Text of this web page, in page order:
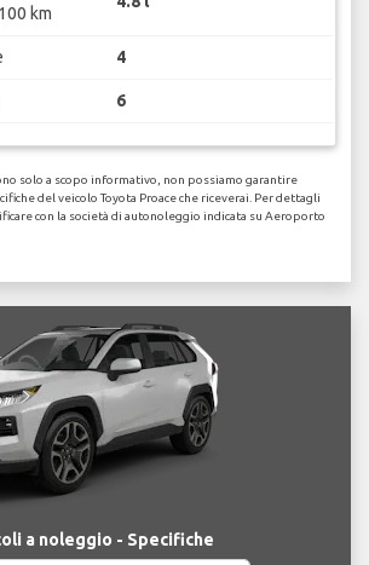
km
4
6
solo a scopo informativo, non possiamo garantire
del veicolo Toyota Proace che riceverai. Per dettagli
con la società di autonoleggio indicata su Aeroporto
a noleggio - Specifiche